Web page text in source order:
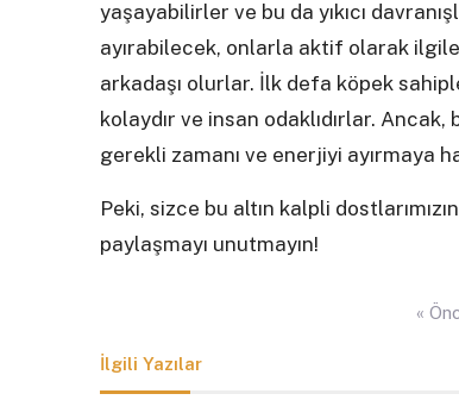
yaşayabilirler ve bu da yıkıcı
ayırabilecek, onlarla aktif olarak
arkadaşı olurlar. İlk defa köpek
kolaydır ve insan odaklıdırlar.
gerekli zamanı ve enerjiyi ayırmaya
Peki, sizce bu altın kalpli
paylaşmayı unutmayın!
«
İlgili Yazılar